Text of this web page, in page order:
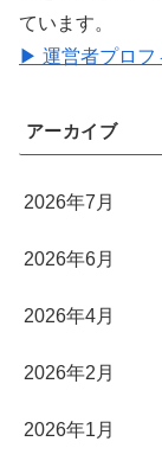
ています。
▶ 運営者プロフ
アーカイブ
2026年7月
2026年6月
2026年4月
2026年2月
2026年1月